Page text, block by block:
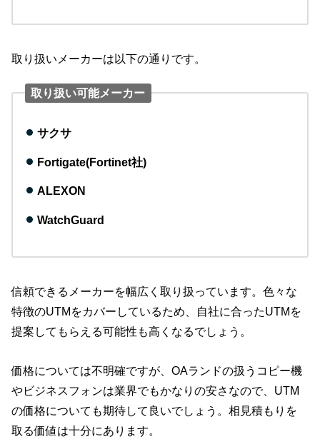
取り扱いメーカーは以下の通りです。
取り扱い可能メーカー
サクサ
Fortigate(Fortinet社)
ALEXON
WatchGuard
信頼できるメーカーを幅広く取り扱っています。色々な
特徴のUTMをカバーしているため、自社に合ったUTMを
提案してもらえる可能性も高くなるでしょう。
価格については不明確ですが、OAランドの扱うコピー機
やビジネスフォンは業界でもかなりの安さなので、UTM
の価格についても期待して良いでしょう。相見積もりを
取る価値は十分にあります。